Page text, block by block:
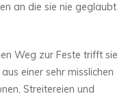
an die sie nie geglaubt
Weg zur Feste trifft sie
einer sehr misslichen
Streitereien und